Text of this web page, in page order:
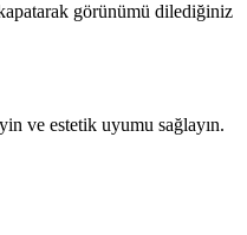
görünümü dilediğiniz
ve estetik uyumu sağlayın.